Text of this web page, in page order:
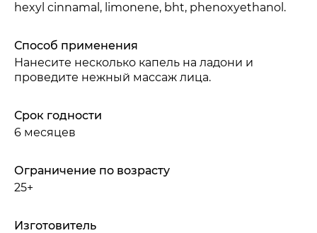
hexyl cinnamal, limonene, bht, phenoxyethanol.
Способ применения
Нанесите несколько капель на ладони и
проведите нежный массаж лица.
Срок годности
6 месяцев
Ограничение по возрасту
25+
Изготовитель